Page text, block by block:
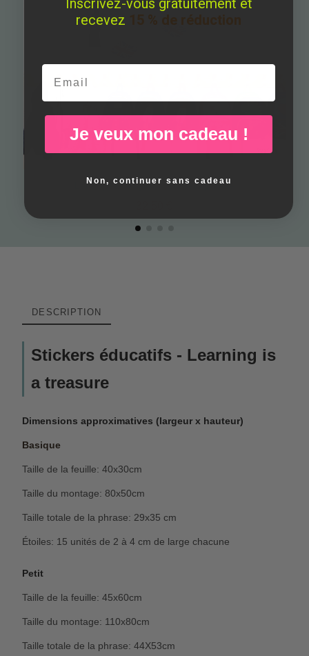
Let’s speak english - Stickers phrase
DESCRIPTION
Stickers éducatifs - Learning is
a treasure
Dimensions approximatives (largeur x hauteur)
Basique
Taille de la feuille: 40x30cm
Taille du montage: 80x50cm
Taille totale de la phrase: 29x35 cm
Étoiles: 15 unités de 2 à 4 cm de large chacune
Petit
Taille de la feuille: 45x60cm
Taille du montage: 110x80cm
Taille totale de la phrase: 44X53cm
Inscrivez-vous gratuitement et
recevez
Email
Je veux mon cadeau !
Non, continuer sans cadeau